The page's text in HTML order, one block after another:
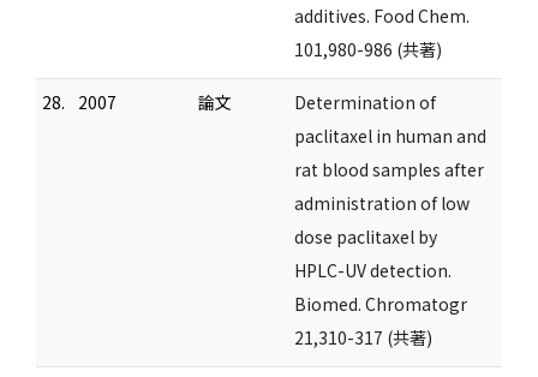
additives. Food Chem.
101,980-986 (共著)
28. 2007 論文
Determination of
paclitaxel in human and
rat blood samples after
administration of low
dose paclitaxel by
HPLC-UV detection.
Biomed. Chromatogr
21,310-317 (共著)